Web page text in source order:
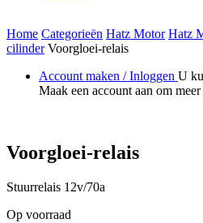
Home Categorieën Hatz Motor Hatz
cilinder Voorgloei-relais
Account maken / Inloggen U
Maak een account aan om
Voorgloei-relais
Stuurrelais 12v/70a
Op voorraad